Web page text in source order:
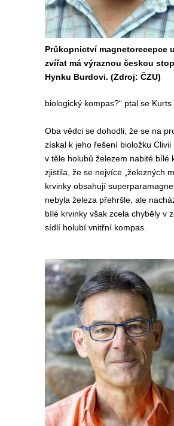
Průkopnictví magnetorecepce u
zvířat má výraznou českou
Hynku Burdovi. (Zdroj: ČZU)
biologický kompas?“ ptal se
Oba vědci se dohodli, že se na
získal k jeho řešení bioložku
v těle holubů železem nabité bílé
zjistila, že se nejvíce „železných
krvinky obsahují
nebyla železa přehršle, ale
bílé krvinky však zcela chyběly v
sídlí holubí vnitřní kompas.